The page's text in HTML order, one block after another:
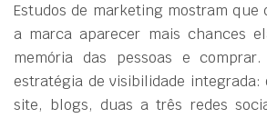
Estudos de marketing mostram que
a marca aparecer mais chances
memória das pessoas e
estratégia de visibilidade integrada:
site, blogs, duas a três redes